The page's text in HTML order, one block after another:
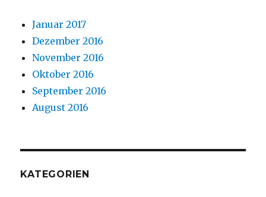
Januar 2017
Dezember 2016
November 2016
Oktober 2016
September 2016
August 2016
KATEGORIEN